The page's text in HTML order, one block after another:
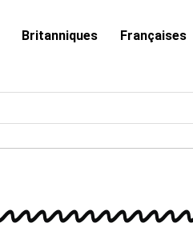
Britanniques Françaises